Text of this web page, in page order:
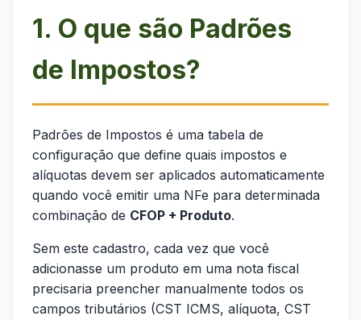
1. O que são Padrões
de Impostos?
Padrões de Impostos é uma tabela de
configuração que define quais impostos e
alíquotas devem ser aplicados automaticamente
quando você emitir uma NFe para determinada
combinação de CFOP + Produto.
Sem este cadastro, cada vez que você
adicionasse um produto em uma nota fiscal
precisaria preencher manualmente todos os
campos tributários (CST ICMS, alíquota, CST